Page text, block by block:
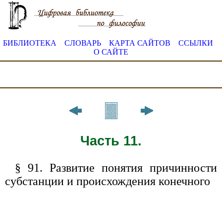
БИБЛИОТЕКА СЛОВАРЬ КАРТА САЙТОВ
ССЫЛКИ
О САЙТЕ
Часть 11.
§ 91. Развитие понятия причинности
субстанции и происхождения конечного